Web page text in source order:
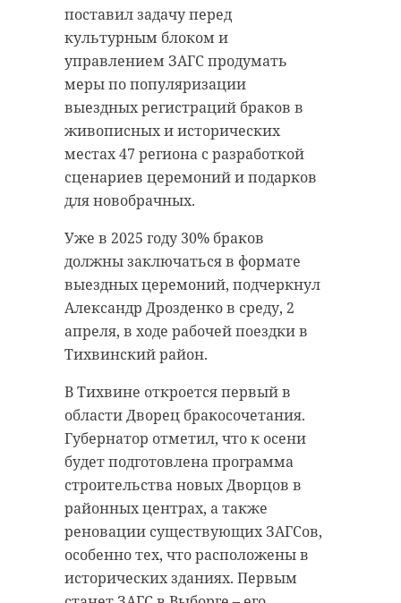
поставил задачу перед
культурным блоком и
управлением ЗАГС продумать
меры по популяризации
выездных регистраций браков в
живописных и исторических
местах 47 региона с разработкой
сценариев церемоний и подарков
для новобрачных.
Уже в 2025 году 30% браков
должны заключаться в формате
выездных церемоний, подчеркнул
Александр Дрозденко в среду, 2
апреля, в ходе рабочей поездки в
Тихвинский район.
В Тихвине откроется первый в
области Дворец бракосочетания.
Губернатор отметил, что к осени
будет подготовлена программа
строительства новых Дворцов в
районных центрах, а также
реновации существующих ЗАГСов,
особенно тех, что расположены в
исторических зданиях. Первым